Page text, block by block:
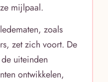
mijlpaal.
zoals
zet zich voort. De
uiteinden
ontwikkelen,